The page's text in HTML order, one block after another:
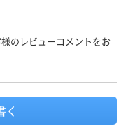
のレビューコメントをお
く